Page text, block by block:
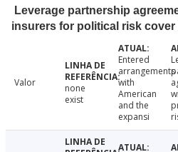
Leverage partnership
insurers for political risk cover
Valor
none
exist
Entered
arrangements
with
American
and the
expansi